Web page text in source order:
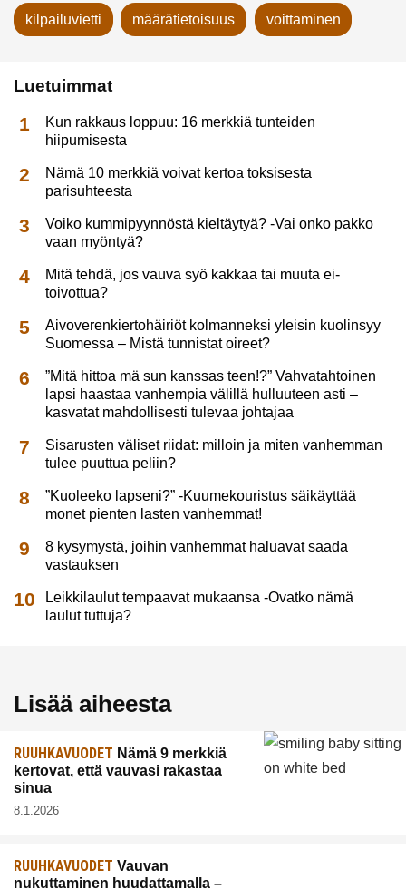
kilpailuvietti määrätietoisuus voittaminen
Luetuimmat
Kun rakkaus loppuu: 16 merkkiä tunteiden
hiipumisesta
Nämä 10 merkkiä voivat kertoa toksisesta
parisuhteesta
Voiko kummipyynnöstä kieltäytyä? -Vai onko pakko
vaan myöntyä?
Mitä tehdä, jos vauva syö kakkaa tai muuta ei-
toivottua?
Aivoverenkiertohäiriöt kolmanneksi yleisin kuolinsyy
Suomessa – Mistä tunnistat oireet?
”Mitä hittoa mä sun kanssas teen!?” Vahvatahtoinen
lapsi haastaa vanhempia välillä hulluuteen asti –
kasvatat mahdollisesti tulevaa johtajaa
Sisarusten väliset riidat: milloin ja miten vanhemman
tulee puuttua peliin?
”Kuoleeko lapseni?” -Kuumekouristus säikäyttää
monet pienten lasten vanhemmat!
8 kysymystä, joihin vanhemmat haluavat saada
vastauksen
Leikkilaulut tempaavat mukaansa -Ovatko nämä
laulut tuttuja?
Lisää aiheesta
RUUHKAVUODET Nämä 9 merkkiä
kertovat, että vauvasi rakastaa
sinua
8.1.2026
RUUHKAVUODET Vauvan
nukuttaminen huudattamalla –